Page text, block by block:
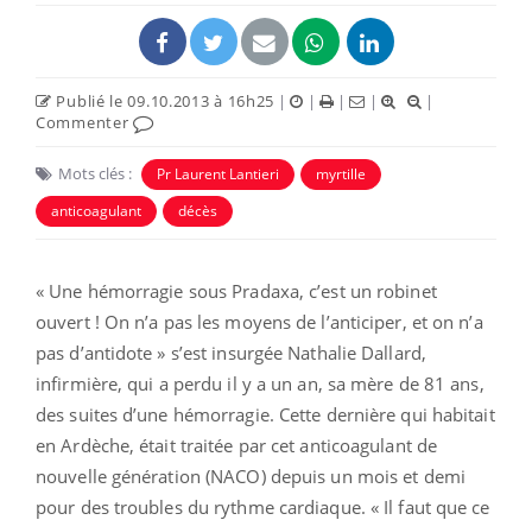
Publié le 09.10.2013 à 16h25 | | | |
|
Commenter
Mots clés : Pr Laurent Lantieri
myrtille
anticoagulant
décès
« Une hémorragie sous Pradaxa, c’est un robinet
ouvert ! On n’a pas les moyens de l’anticiper, et on n’a
pas d’antidote » s’est insurgée Nathalie Dallard,
infirmière, qui a perdu il y a un an, sa mère de 81 ans,
des suites d’une hémorragie. Cette dernière qui habitait
en Ardèche, était traitée par cet anticoagulant de
nouvelle génération (NACO) depuis un mois et demi
pour des troubles du rythme cardiaque. « Il faut que ce